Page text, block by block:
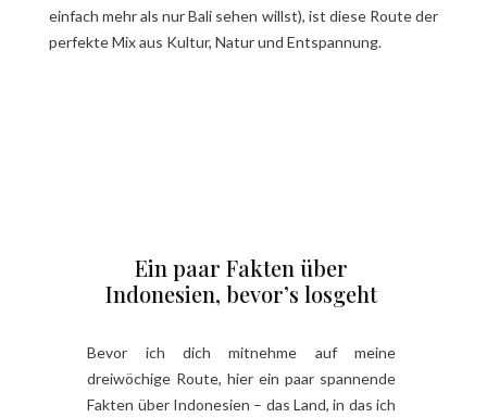
einfach mehr als nur Bali sehen willst), ist diese Route der
perfekte Mix aus Kultur, Natur und Entspannung.
Ein paar Fakten über
Indonesien, bevor’s losgeht
Bevor ich dich mitnehme auf meine
dreiwöchige Route, hier ein paar spannende
Fakten über Indonesien – das Land, in das ich